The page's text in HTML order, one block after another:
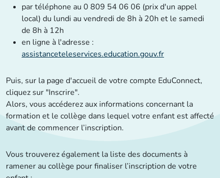
par téléphone au 0 809 54 06 06 (prix d'un appel
local) du lundi au vendredi de 8h à 20h et le samedi
de 8h à 12h
en ligne à l'adresse :
assistanceteleservices.education.gouv.fr
Puis, sur la page d'accueil de votre compte EduConnect,
cliquez sur "Inscrire".
Alors, vous accéderez aux informations concernant la
formation et le collège dans lequel votre enfant est affecté
avant de commencer l’inscription.
Vous trouverez également la liste des documents à
ramener au collège pour finaliser l’inscription de votre